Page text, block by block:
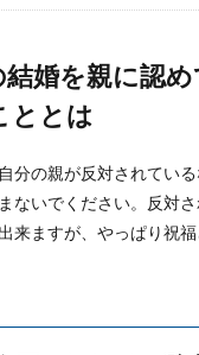
の項目の例について知
結婚式を行う際は、決めるこ
があります。 ...
婚を親に認
ととは
分の親が反対されてい
ないでください。反対
来ますが、やっぱり祝